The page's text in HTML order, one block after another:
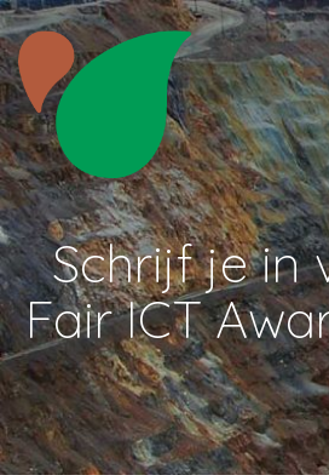
Skip
to
content
CATAPA vzw
Schrijf je in
Fair ICT